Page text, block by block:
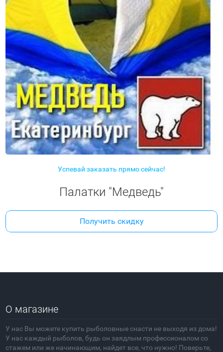
Успевай заказать прямо сейчас!
Палатки "Медведь"
Получить скидку
О магазине
У нас Вы можете купить рыболовные снасти не выходя из дома!
У нас каждый рыболов, будь он заядлым профессионалом со
стажем или же начинающим, найдет все, что нужно! Поверьте,